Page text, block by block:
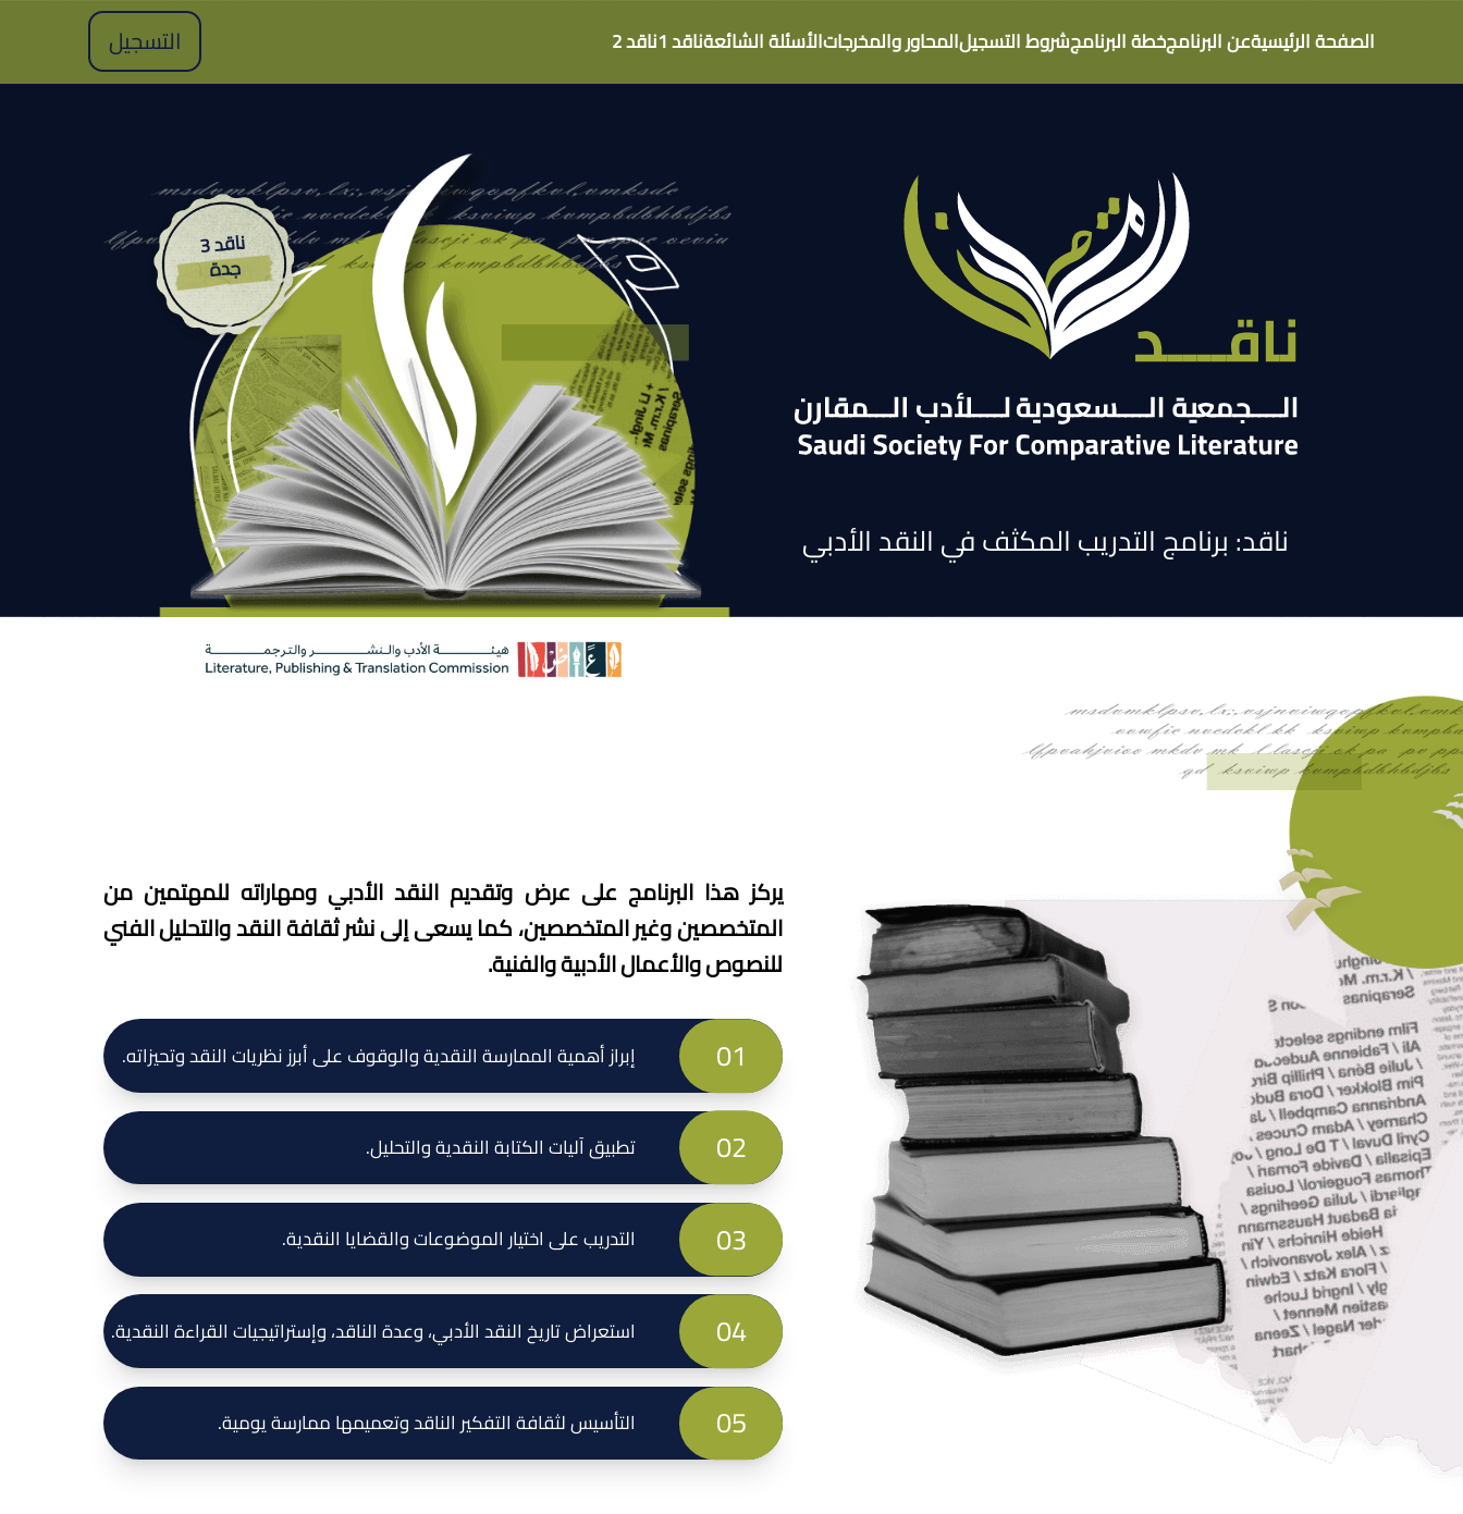
التسجيل الصفحة الرئيسيةعن البرنامجخطة البرنامجشروط التسجيلالمحاور والمخرجاتالأسئلة الشائعةناقد 1 ناقد 2
ناقد: برنامج التدريب المكثف في النقد الأدبي
ناقد 3
جدة
يركز هذا البرنامج على عرض وتقديم النقد الأدبي ومهاراته للمهتمين من
المتخصصين وغير المتخصصين، كما يسعى إلى نشر ثقافة النقد والتحليل الفني
للنصوص والأعمال الأدبية والفنية.
إبراز أهمية الممارسة النقدية والوقوف على أبرز نظريات النقد وتحيزاته. 01
تطبيق آليات الكتابة النقدية والتحليل. 02
التدريب على اختيار الموضوعات والقضايا النقدية. 03
استعراض تاريخ النقد الأدبي، وعدة الناقد، وإستراتيجيات القراءة النقدية. 04
التأسيس لثقافة التفكير الناقد وتعميمها ممارسة يومية. 05